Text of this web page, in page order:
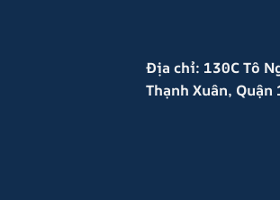
Địa chỉ: 130C Tô
Thạnh Xuân, Quận